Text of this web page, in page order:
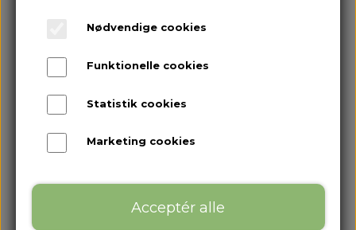
Nødvendige cookies
Funktionelle cookies
Statistik cookies
Marketing cookies
Acceptér alle